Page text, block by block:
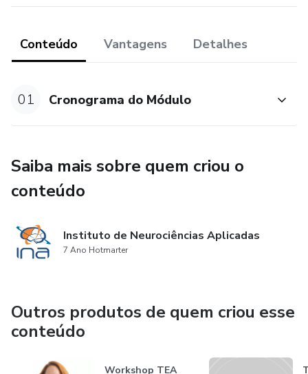
– Limitadores da neuroplasticidade
Conteúdo Vantagens Detalhes
01 Cronograma do Módulo
Saiba mais sobre quem criou o
conteúdo
Instituto de Neurociências Aplicadas
7 Ano Hotmarter
Outros produtos de quem criou esse
conteúdo
Workshop TEA